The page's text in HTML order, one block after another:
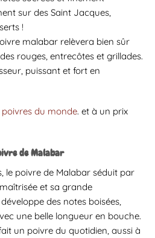
sur des Saint Jacques,
!
malabar relèvera bien sûr
rouges, entrecôtes et grillades.
puissant et fort en
poivres du monde. et à un prix
de Malabar
le poivre de Malabar séduit par
et sa grande
des notes boisées,
une belle longueur en bouche.
un poivre du quotidien, aussi à